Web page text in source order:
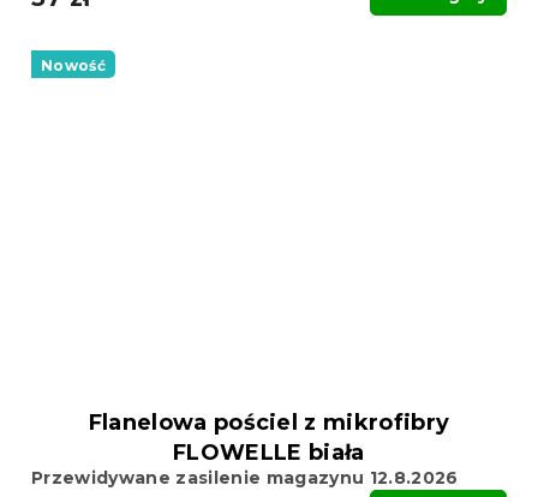
Nowość
Flanelowa pościel z mikrofibry
FLOWELLE biała
Przewidywane zasilenie magazynu 12.8.2026